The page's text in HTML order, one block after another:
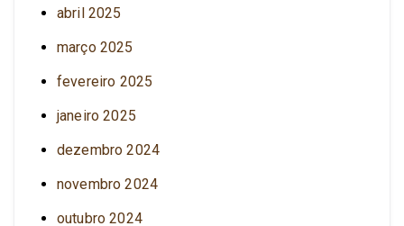
abril 2025
março 2025
fevereiro 2025
janeiro 2025
dezembro 2024
novembro 2024
outubro 2024